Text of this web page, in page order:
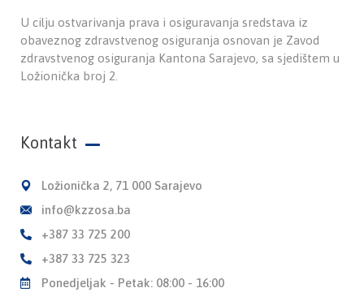
U cilju ostvarivanja prava i osiguravanja sredstava iz
obaveznog zdravstvenog osiguranja osnovan je Zavod
zdravstvenog osiguranja Kantona Sarajevo, sa sjedištem u
Ložionička broj 2.
Kontakt
Ložionička 2, 71 000 Sarajevo
info@kzzosa.ba
+387 33 725 200
+387 33 725 323
Ponedjeljak - Petak: 08:00 - 16:00